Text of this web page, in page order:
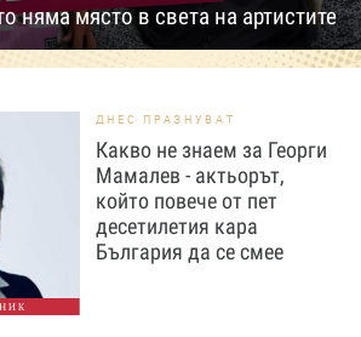
няма място в света на артистите
ДНЕС ПРАЗНУВАТ
Какво не знаем за Георги
Мамалев - актьорът,
който повече от пет
десетилетия кара
България да се смее